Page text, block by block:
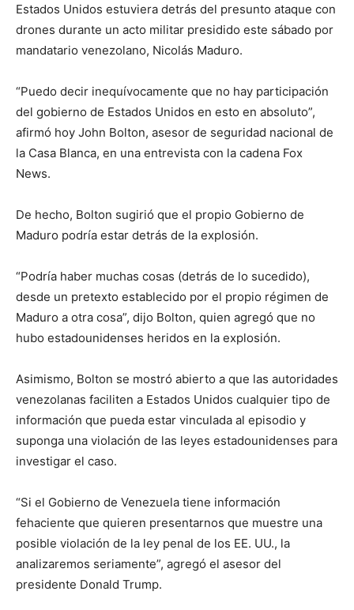
Estados Unidos estuviera detrás del presunto ataque con
drones durante un acto militar presidido este sábado por
mandatario venezolano, Nicolás Maduro.
“Puedo decir inequívocamente que no hay participación
del gobierno de Estados Unidos en esto en absoluto”,
afirmó hoy John Bolton, asesor de seguridad nacional de
la Casa Blanca, en una entrevista con la cadena Fox
News.
De hecho, Bolton sugirió que el propio Gobierno de
Maduro podría estar detrás de la explosión.
“Podría haber muchas cosas (detrás de lo sucedido),
desde un pretexto establecido por el propio régimen de
Maduro a otra cosa”, dijo Bolton, quien agregó que no
hubo estadounidenses heridos en la explosión.
Asimismo, Bolton se mostró abierto a que las autoridades
venezolanas faciliten a Estados Unidos cualquier tipo de
información que pueda estar vinculada al episodio y
suponga una violación de las leyes estadounidenses para
investigar el caso.
“Si el Gobierno de Venezuela tiene información
fehaciente que quieren presentarnos que muestre una
posible violación de la ley penal de los EE. UU., la
analizaremos seriamente”, agregó el asesor del
presidente Donald Trump.